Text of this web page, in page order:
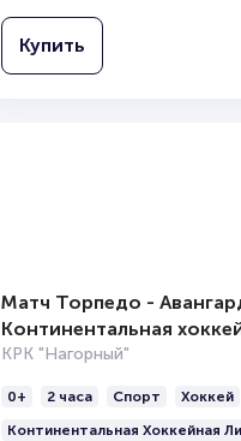
Купить
Матч Торпедо -
Континентальная
КРК "Нагорный"
0+ 2 часа Спорт
Хоккей
Континентальная Хоккейная